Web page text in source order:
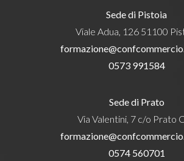
Sede di Pistoia
Viale Adua, 126 51100
0573 991584
Sede di Prato
Via Valentini, 7 c/o Prato
0574 560701